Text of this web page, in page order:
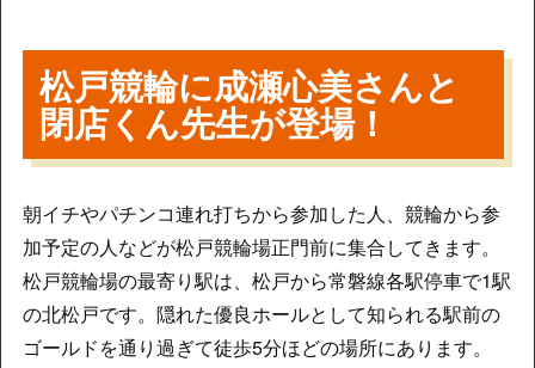
松戸競輪に成瀬心美さんと
閉店くん先生が登場！
朝イチやパチンコ連れ打ちから参加した人、競輪から参
加予定の人などが松戸競輪場正門前に集合してきます。
松戸競輪場の最寄り駅は、松戸から常磐線各駅停車で1駅
の北松戸です。隠れた優良ホールとして知られる駅前の
ゴールドを通り過ぎて徒歩5分ほどの場所にあります。